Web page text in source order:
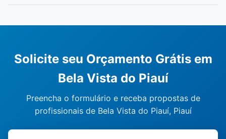
Solicite seu Orçamento Grátis em
Bela Vista do Piauí
Preencha o formulário e receba propostas de
profissionais de Bela Vista do Piauí, Piauí